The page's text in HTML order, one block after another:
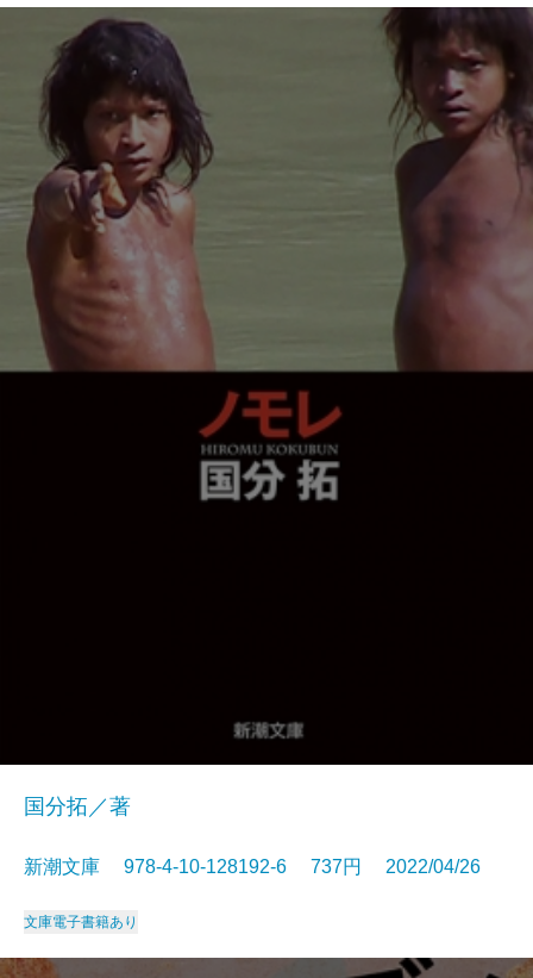
国分拓／著
新潮文庫 978-4-10-128192-6 737円 2022/04/26
文庫電子書籍あり